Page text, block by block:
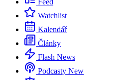
Feed
Watchlist
Kalendář
Články
Flash News
Podcasty New